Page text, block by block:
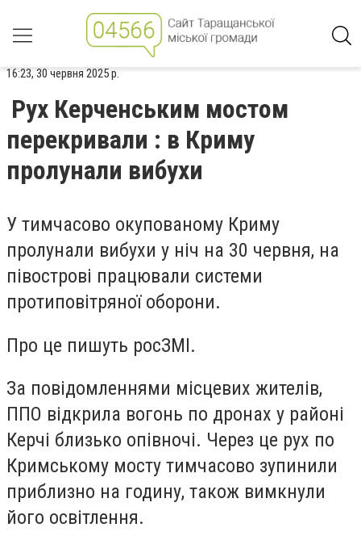
16:23, 30 червня 2025 р.
Рух Керченським мостом
перекривали : в Криму
пролунали вибухи
У тимчасово окупованому Криму
пролунали вибухи у ніч на 30 червня, на
півострові працювали системи
протиповітряної оборони.
Про це пишуть росЗМІ.
За повідомленнями місцевих жителів,
ППО відкрила вогонь по дронах у районі
Керчі близько опівночі. Через це рух по
Кримському мосту тимчасово зупинили
приблизно на годину, також вимкнули
його освітлення.